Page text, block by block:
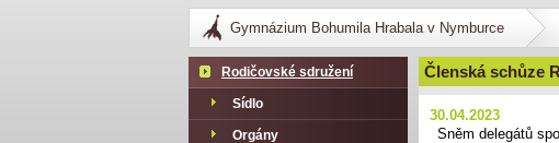
Gymnázium Bohumila Hrabala v Nymburce
Členská schůze
30.04.2023
Sněm delegátů
Rodičovské sdružení
Sídlo
Orgány